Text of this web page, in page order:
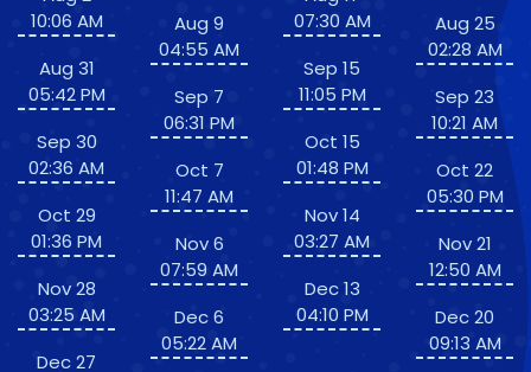
10:06 AM
Aug 31
05:42 PM
Sep 30
02:36 AM
Oct 29
01:36 PM
Nov 28
03:25 AM
Dec 27
Aug 9
04:55 AM
Sep 7
06:31 PM
Oct 7
11:47 AM
Nov 6
07:59 AM
Dec 6
05:22 AM
07:30 AM
Sep 15
11:05 PM
Oct 15
01:48 PM
Nov 14
03:27 AM
Dec 13
04:10 PM
Aug 25
02:28 AM
Sep 23
10:21 AM
Oct 22
05:30 PM
Nov 21
12:50 AM
Dec 20
09:13 AM